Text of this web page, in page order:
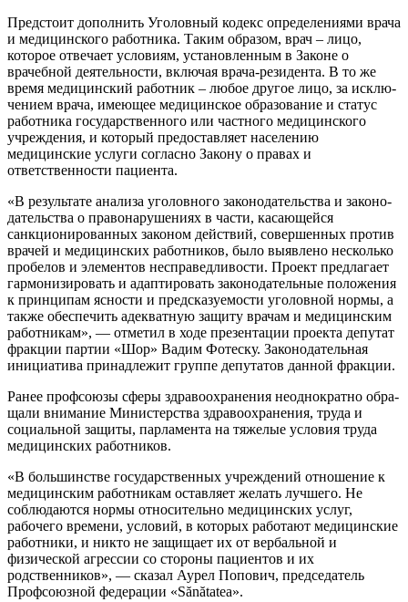
Предстоит дополнить Уголов­ный кодекс определениями врача
и медицинского работника. Таким образом, врач ‒ лицо,
которое отвечает условиям, установлен­ным в Законе о
врачебной деятель­ности, включая врача-резидента. В то же
время медицинский работ­ник ‒ любое другое лицо, за исклю­
чением врача, имеющее меди­цинское образование и статус
работника государственного или частного медицинского
учреж­дения, и который предоставляет населению
медицинские услуги согласно Закону о правах и
ответственности пациента.
«В результате анализа уголов­ного законодательства и законо­
дательства о правонарушениях в части, касающейся
санкциониро­ванных законом действий, совер­шенных против
врачей и медицин­ских работников, было выявлено несколько
пробелов и элементов несправедливости. Проект предла­гает
гармонизировать и адаптиро­вать законодательные положения
к принципам ясности и предсказу­емости уголовной нормы, а
также обеспечить адекватную защиту врачам и медицинским
работни­кам», — отметил в ходе презентации проекта депутат
фракции партии «Шор» Вадим Фотеску. Законода­тельная
инициатива принадлежит группе депутатов данной фракции.
Ранее профсоюзы сферы здра­воохранения неоднократно обра­
щали внимание Министерства здравоохранения, труда и
социаль­ной защиты, парламента на тяже­лые условия труда
медицинских работников.
«В большинстве государствен­ных учреждений отношение к
медицинским работникам остав­ляет желать лучшего. Не
соблюда­ются нормы относительно меди­цинских услуг,
рабочего вре­мени, условий, в которых работают медицинские
работники, и никто не защищает их от вербальной и
физической агрессии со стороны пациентов и их
родственников», — сказал Аурел Попович, председатель
Профсоюзной федерации «Sănătatea».